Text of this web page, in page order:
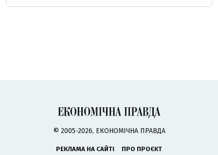
© 2005-2026, ЕКОНОМІЧНА ПРАВДА
РЕКЛАМА НА САЙТІ
ПРО ПРОЄКТ